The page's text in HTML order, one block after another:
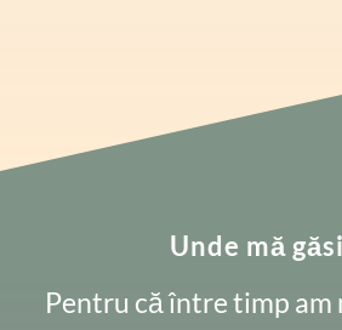
Unde mă
Pentru că între timp am